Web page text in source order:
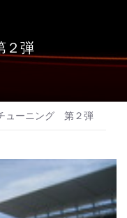
２弾
ューニング 第２弾